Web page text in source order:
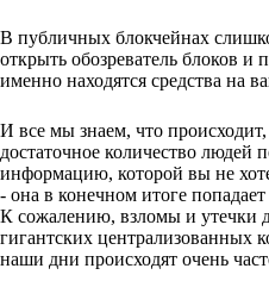
В публичных блокчейнах
открыть обозреватель блоков и
именно находятся средства на
И все мы знаем, что происходит,
достаточное количество людей
информацию, которой вы не
- она в конечном итоге
К сожалению, взломы и утечки
гигантских централизованных
наши дни происходят очень